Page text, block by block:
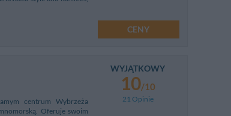
CENY
centrum Wybrzeża
Oferuje swoim
WYJĄTKOWY
10/10
21 Opinie